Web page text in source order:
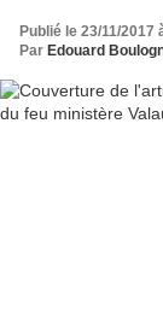
Publié le 23/11/2017
Par Edouard